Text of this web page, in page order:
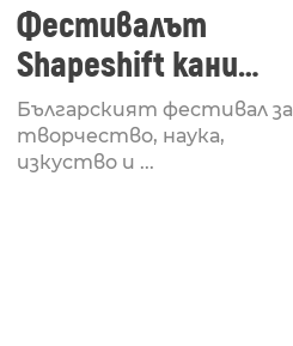
Фестивалът
Shapeshift кани
Fabrizio Mammarella
за откриването си
Българският фестивал за
творчество, наука,
изкуство и ...